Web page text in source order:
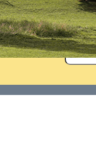
éditer
et/ou inscription à la
éditer
à la newsletter